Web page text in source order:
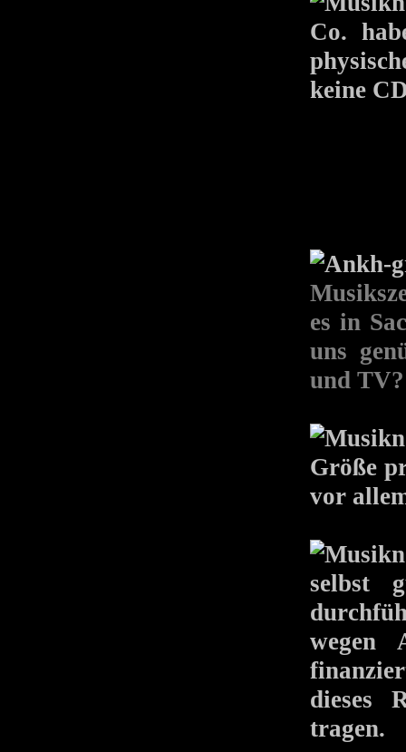
Co.
keine
es in
uns
und TV?
Größe
vor
selbst
wegen
dieses
tragen.